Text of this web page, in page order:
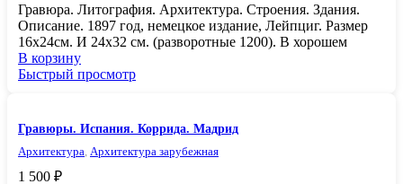
Гравюра. Литография. Архитектура. Строения. Здания.
Описание. 1897 год, немецкое издание, Лейпциг. Размер
16х24см. И 24х32 см. (разворотные 1200). В хорошем
В корзину
Быстрый просмотр
Гравюры. Испания. Коррида. Мадрид
Архитектура Архитектура зарубежная
1 500 ₽